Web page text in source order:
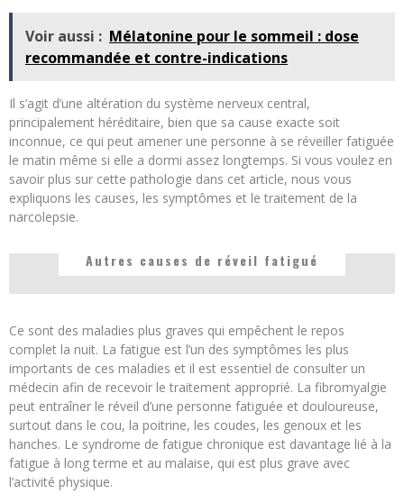
Voir aussi : Mélatonine pour le sommeil : dose
recommandée et contre-indications
Il s’agit d’une altération du système nerveux central,
principalement héréditaire, bien que sa cause exacte soit
inconnue, ce qui peut amener une personne à se réveiller fatiguée
le matin même si elle a dormi assez longtemps. Si vous voulez en
savoir plus sur cette pathologie dans cet article, nous vous
expliquons les causes, les symptômes et le traitement de la
narcolepsie.
Autres causes de réveil fatigué
Ce sont des maladies plus graves qui empêchent le repos
complet la nuit. La fatigue est l’un des symptômes les plus
importants de ces maladies et il est essentiel de consulter un
médecin afin de recevoir le traitement approprié. La fibromyalgie
peut entraîner le réveil d’une personne fatiguée et douloureuse,
surtout dans le cou, la poitrine, les coudes, les genoux et les
hanches. Le syndrome de fatigue chronique est davantage lié à la
fatigue à long terme et au malaise, qui est plus grave avec
l’activité physique.